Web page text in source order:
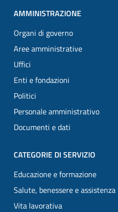
AMMINISTRAZIONE
Organi di governo
Aree amministrative
Uffici
Enti e fondazioni
Politici
Personale amministrativo
Documenti e dati
CATEGORIE DI SERVIZIO
Educazione e formazione
Salute, benessere e assistenza
Vita lavorativa